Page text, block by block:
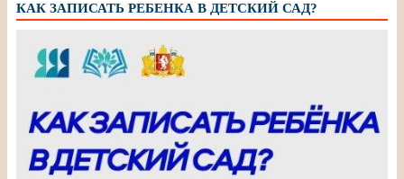
КАК ЗАПИСАТЬ РЕБЕНКА В ДЕТСКИЙ САД?